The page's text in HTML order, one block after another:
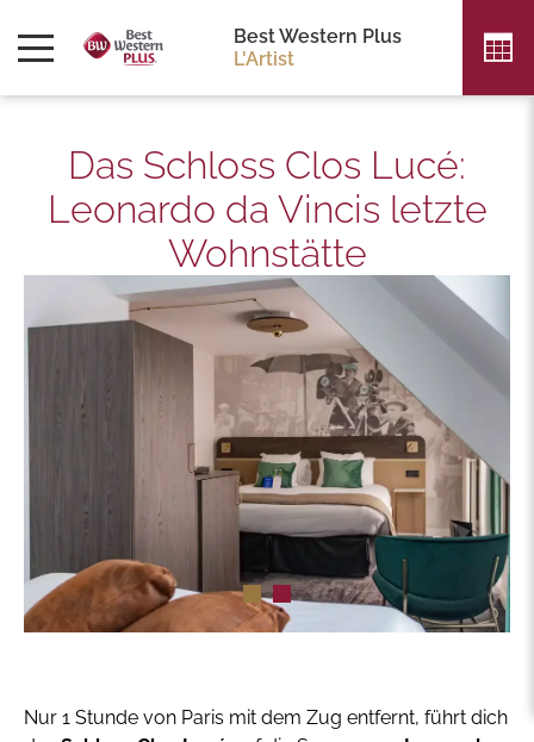
Best Western Plus
L'Artist
Das Schloss Clos Lucé:
Leonardo da Vincis letzte
Wohnstätte
Nur 1 Stunde von Paris mit dem Zug entfernt, führt dich